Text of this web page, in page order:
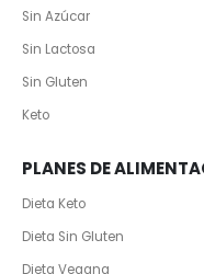
Sin Azúcar
Sin Lactosa
Sin Gluten
Keto
PLANES DE
Dieta Keto
Dieta Sin Gluten
Dieta Vegana